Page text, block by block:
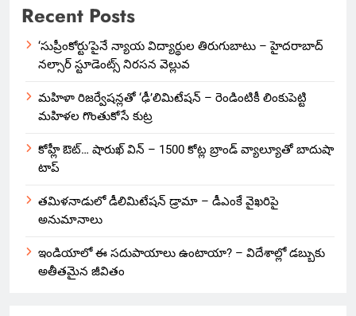
Recent Posts
‘సుప్రీంకోర్టు’పైనే న్యాయ విద్యార్థుల తిరుగుబాటు – హైదరాబాద్
నల్సార్ స్టూడెంట్స్ నిరసన వెల్లువ
మహిళా రిజర్వేషన్లతో ‘ఢీ’లిమిటేషన్ – రెండింటికీ లింకుపెట్టి
మహిళల గొంతుకోసే కుట్ర
కోహ్లీ ఔట్… షారుఖ్ విన్ – 1500 కోట్ల బ్రాండ్ వ్యాల్యూతో బాదుషా
టాప్
తమిళనాడులో డీలిమిటేషన్ డ్రామా – డీఎంకే వైఖరిపై
అనుమానాలు
ఇండియాలో‌ ఈ సదుపాయాలు ఉంటాయా? – విదేశాల్లో డబ్బుకు
అతీతమైన జీవితం